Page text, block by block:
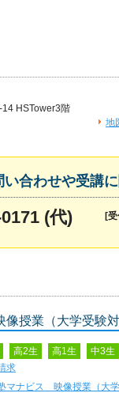
HSTower3階
地
い合わせや受講
(代) [
授業（大学受験対
高2生 高1生
中3生
求
マナビス 映像授業（大